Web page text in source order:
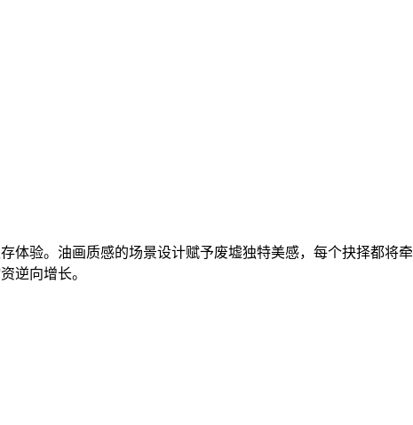
体验。油画质感的场景设计赋予废墟独特美感，每个抉择都将
逆向增长。